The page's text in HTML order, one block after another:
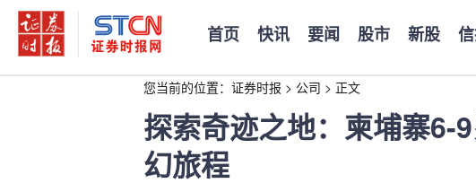
首页 快讯 要闻 股市 新股
您当前的位置： 证券时报 > 公司 > 正文
探索奇迹之地：柬埔寨6-
幻旅程